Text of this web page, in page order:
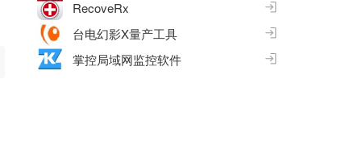
RecoveRx
台电幻影X量产工具
掌控局域网监控软件